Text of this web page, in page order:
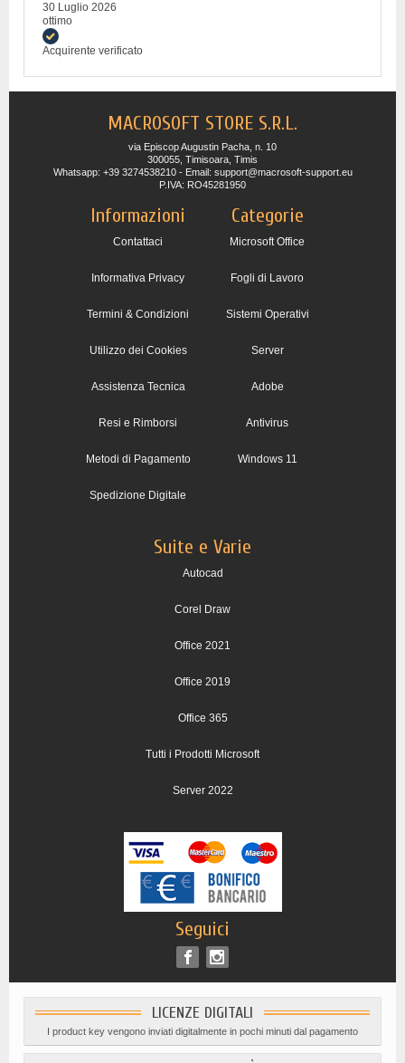
30 Luglio 2026
ottimo
Acquirente verificato
MACROSOFT STORE S.R.L.
via Episcop Augustin Pacha, n. 10
300055, Timisoara, Timis
Whatsapp: +39 3274538210 - Email: support@macrosoft-support.eu
P.IVA: RO45281950
Informazioni
Contattaci
Informativa Privacy
Termini & Condizioni
Utilizzo dei Cookies
Assistenza Tecnica
Resi e Rimborsi
Metodi di Pagamento
Spedizione Digitale
Categorie
Microsoft Office
Fogli di Lavoro
Sistemi Operativi
Server
Adobe
Antivirus
Windows 11
Suite e Varie
Autocad
Corel Draw
Office 2021
Office 2019
Office 365
Tutti i Prodotti Microsoft
Server 2022
Seguici
LICENZE DIGITALI
I product key vengono inviati digitalmente in pochi minuti dal pagamento